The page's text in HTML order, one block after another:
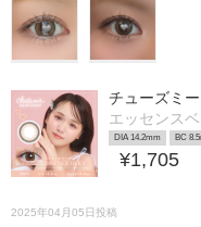
チューズミー
エッセンス
DIA 14.2mm BC
¥1,705
2025年04月05日投稿